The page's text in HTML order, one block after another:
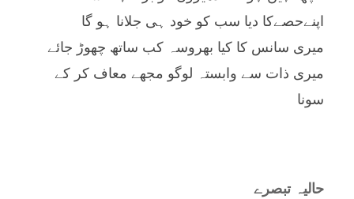
اپنےحصےکا دیا سب کو خود ہی جلانا ہو گا
میری سانس کا کیا بھروسہ کب ساتھ چھوڑ جائے
میری ذات سے وابستہ لوگو مجھے معاف کر کے
سونا
حالیہ تبصرے